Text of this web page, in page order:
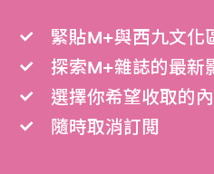
緊貼M+與西九文化
探索M+雜誌的最新
選擇你希望收取的
隨時取消訂閲